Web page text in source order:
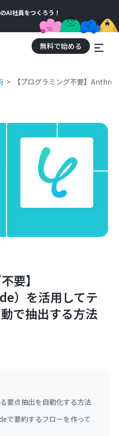
AI社員をつくろう！
無料で始める
【プログラミング不要】
要】
）を活用してテ
で抽出する方法
要点抽出を自動化する方法
で要約するフローを作って